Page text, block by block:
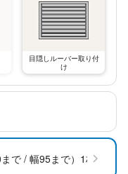
目隠しルーバー取り付
け
で / 幅95まで）1枚